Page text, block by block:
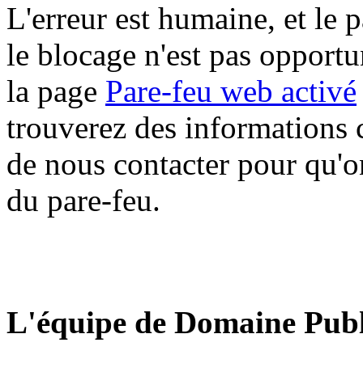
L'erreur est humaine, et le
le blocage n'est pas
la page Pare-feu web activé
trouverez des informations
de nous contacter pour
du pare-feu.
L'équipe de Domaine